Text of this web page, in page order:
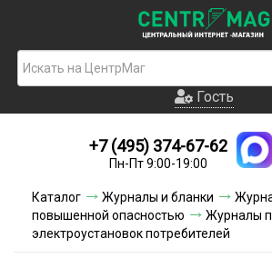
Гость
Новинки
Условия доставки
Условия оплаты
Гость
+7 (495) 374-67-62
Пн-Пт 9:00-19:00
Каталог Журналы и бланки
повышенной опасностью
Журналы
электроустановок потребителей